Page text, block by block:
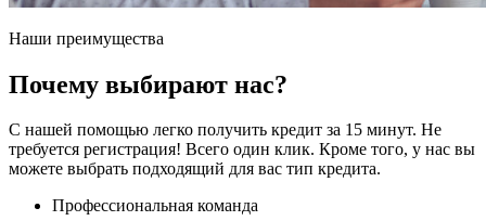
Наши преимущества
Почему выбирают нас?
С нашей помощью легко получить кредит за 15 минут. Не
требуется регистрация! Всего один клик. Кроме того, у нас вы
можете выбрать подходящий для вас тип кредита.
Профессиональная команда